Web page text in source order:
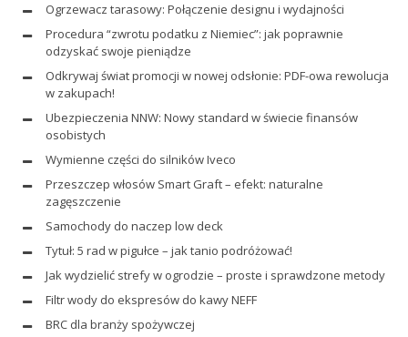
Ogrzewacz tarasowy: Połączenie designu i wydajności
Procedura “zwrotu podatku z Niemiec”: jak poprawnie
odzyskać swoje pieniądze
Odkrywaj świat promocji w nowej odsłonie: PDF-owa rewolucja
w zakupach!
Ubezpieczenia NNW: Nowy standard w świecie finansów
osobistych
Wymienne części do silników Iveco
Przeszczep włosów Smart Graft – efekt: naturalne
zagęszczenie
Samochody do naczep low deck
Tytuł: 5 rad w pigułce – jak tanio podróżować!
Jak wydzielić strefy w ogrodzie – proste i sprawdzone metody
Filtr wody do ekspresów do kawy NEFF
BRC dla branży spożywczej